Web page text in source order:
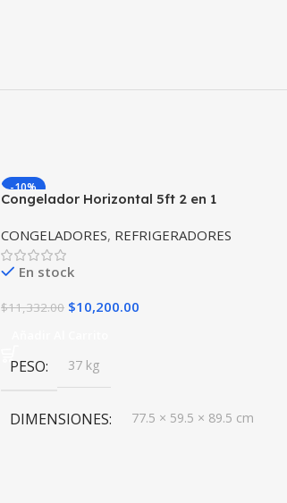
-10%
Congelador Horizontal 5ft 2 en 1
CONGELADORES, REFRIGERADORES
En stock
$11,332.00 $10,200.00
PESO 37 kg
DIMENSIONES 77.5 × 59.5 × 89.5 cm